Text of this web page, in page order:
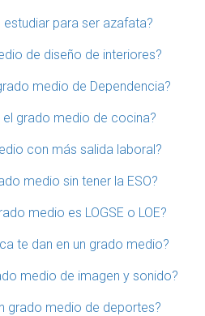
para ser azafata?
de diseño de interiores?
medio de Dependencia?
el grado medio de cocina?
con más salida laboral?
medio sin tener la ESO?
medio es LOGSE o LOE?
te dan en un grado medio?
medio de imagen y sonido?
grado medio de deportes?